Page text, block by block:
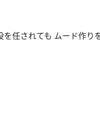
を任されても ムード作り